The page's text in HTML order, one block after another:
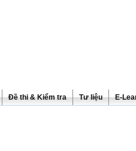
Đề thi & Kiểm tra Tư liệu E-